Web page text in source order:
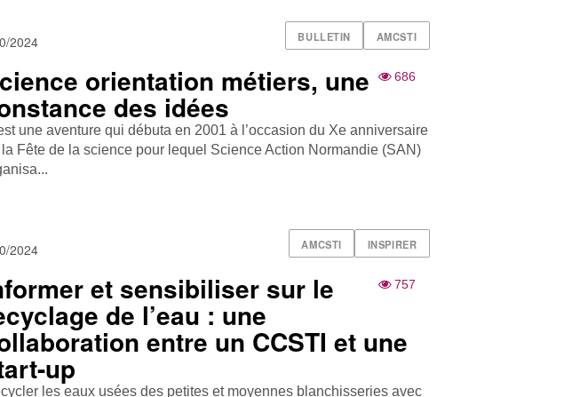
BULLETIN AMCSTI
2024
686
orientation métiers, une
des idées
une aventure qui débuta en 2001 à l’occasion du Xe anniversaire
Fête de la science pour lequel Science Action Normandie (SAN)
AMCSTI INSPIRER
2024
757
et sensibiliser sur le
de l’eau : une
entre un CCSTI et une
up
les eaux usées des petites et moyennes blanchisseries avec